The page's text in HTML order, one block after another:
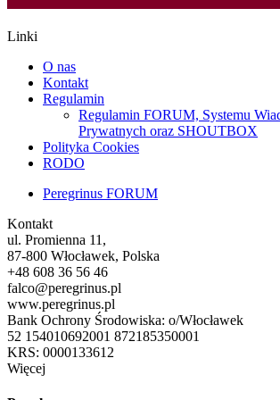
Linki
O nas
Kontakt
Regulamin
Regulamin FORUM, Systemu
Prywatnych oraz SHOUTBOX
Polityka Cookies
RODO
Peregrinus FORUM
Kontakt
ul. Promienna 11,
87-800 Włocławek, Polska
+48 608 36 56 46
falco@peregrinus.pl
www.peregrinus.pl
Bank Ochrony Środowiska: o/Włocławek
52 154010692001 872185350001
KRS: 0000133612
Więcej